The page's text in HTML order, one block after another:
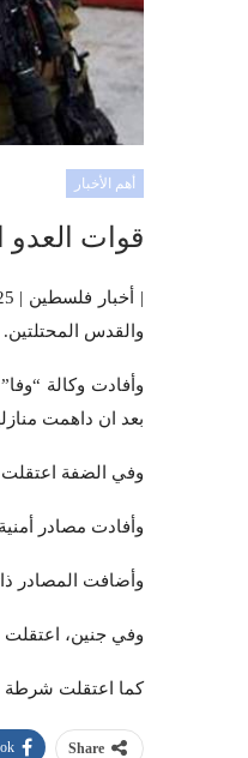
أهم الأخبار
قوات
والقدس المحتلتين.
وأفادت وكالة
بعد ان داهمت
وفي الضفة اعتقلت
وأفادت مصادر
وأضافت المصادر
وفي جنين، اعتقلت
كما اعتقلت شرطة
Share